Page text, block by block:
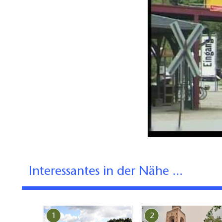
Interessantes in der Nähe ...
1 2